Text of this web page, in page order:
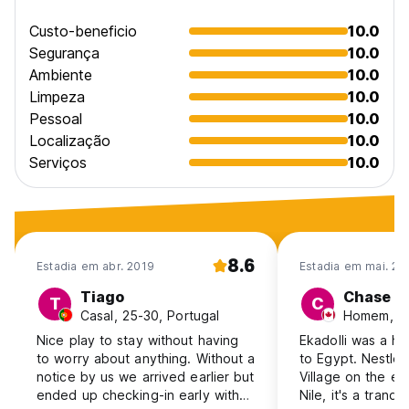
Custo-beneficio
10.0
Segurança
10.0
Ambiente
10.0
Limpeza
10.0
Pessoal
10.0
Localização
10.0
Serviços
10.0
Estadia em abr. 2019 8.6
T Tiago
Casal, 25-30, Portugal
Nice play to stay without having
to worry about anything. Without a
notice by us we arrived earlier but
ended up checking-in early with
Estadia em mai.
C Chase
Homem,
Ekadolli was a
to Egypt.
Village on the
Nile, it's a